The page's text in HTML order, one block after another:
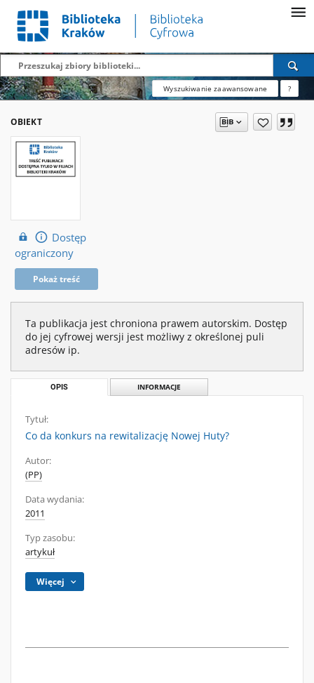
Wyszukiwanie zaawansowane ?
OBIEKT
Dostęp
ograniczony
Pokaż treść
Ta publikacja jest chroniona prawem autorskim. Dostęp
do jej cyfrowej wersji jest możliwy z określonej puli
adresów ip.
OPIS INFORMACJE
Tytuł:
Co da konkurs na rewitalizację Nowej Huty?
Autor:
(PP)
Data wydania:
2011
Typ zasobu:
artykuł
Więcej